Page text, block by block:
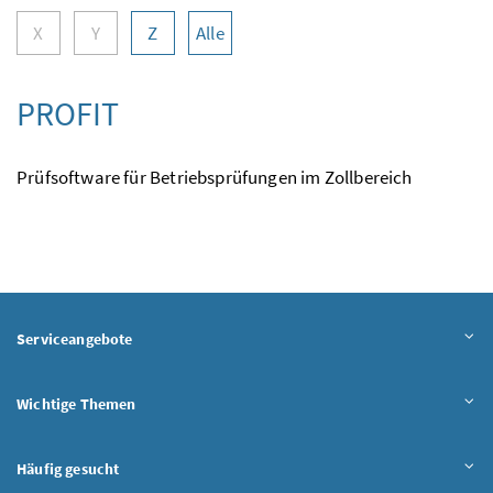
X Y Z Alle
PROFIT
Prüfsoftware für Betriebsprüfungen im Zollbereich
Serviceangebote
Wichtige Themen
Häufig gesucht